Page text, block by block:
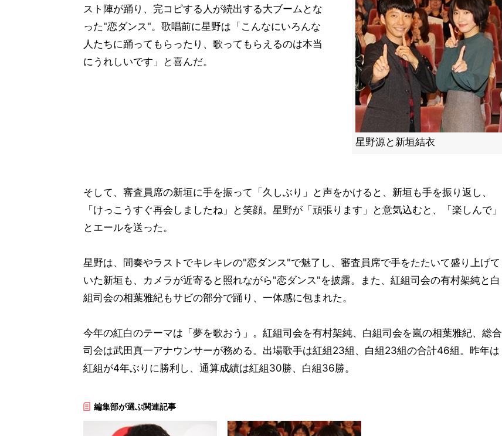
星野源と新垣結衣
スト陣が踊り、完コピする人が続出する大ブームとな
った"恋ダンス"。歌唱前に星野は「こんなにいろんな
人たちに踊ってもらったり、歌ってもらえるのは本当
にうれしいです」と喜んだ。
そして、審査員席の新垣に手を振って「久しぶり」と声をかけると、新垣も手を振り返し、
「けっこうすぐ再会しましたね」と笑顔。星野が「頑張ります」と意気込むと、「楽しんで」
とエールを送った。
星野は、間奏やラストでキレキレの"恋ダンス"で魅了し、審査員席で手をたたいて盛り上げて
いた新垣も、カメラが近寄ると照れながら"恋ダンス"を披露。また、紅組司会の有村架純と白
組司会の相葉雅紀もサビの部分で踊り、一体感に包まれた。
今年の紅白のテーマは「夢を歌おう」。紅組司会を有村架純、白組司会を嵐の相葉雅紀、総合
司会は武田真一アナウンサーが務める。出場歌手は紅組23組、白組23組の合計46組。昨年は
紅組が4年ぶりに勝利し、通算成績は紅組30勝、白組36勝。
編集部が選ぶ関連記事